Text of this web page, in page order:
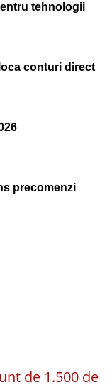
tehnologii
conturi direct
precomenzi
de 1.500 de